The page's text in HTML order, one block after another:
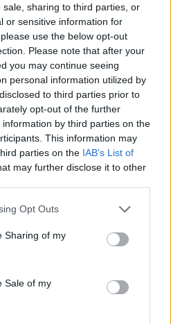
sharing to third parties, or
or sensitive information for
use the below opt-out
Please note that after your
you may continue seeing
personal information utilized by
to third parties prior to
opt-out of the further
by third parties on the
This information may
parties on the IAB’s List of
may further disclose it to other
Opt Outs
Sharing of my
Sale of my
το βραβείο Mercury
των My Chemical
δικαιολογηθεί για την
θέση του στη μπάντα
μαζί με τον Alice